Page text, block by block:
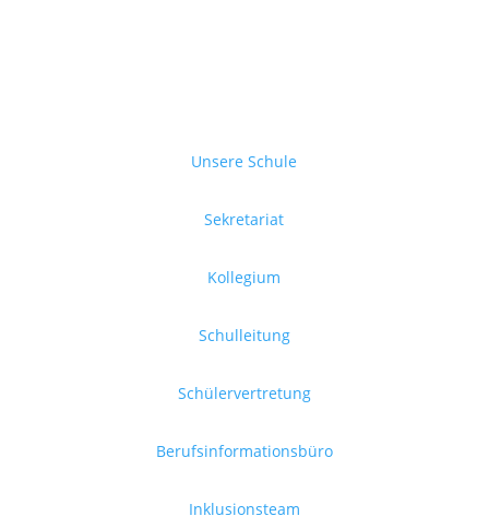
Unsere Schule
Sekretariat
Kollegium
Schulleitung
Schülervertretung
Berufsinformationsbüro
Inklusionsteam